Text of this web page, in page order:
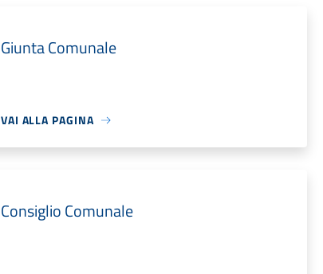
Giunta Comunale
VAI ALLA PAGINA
Consiglio Comunale